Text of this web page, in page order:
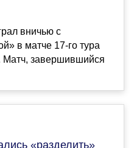
вничью с
в матче 17-го тура
Матч, завершившийся
«разделить»